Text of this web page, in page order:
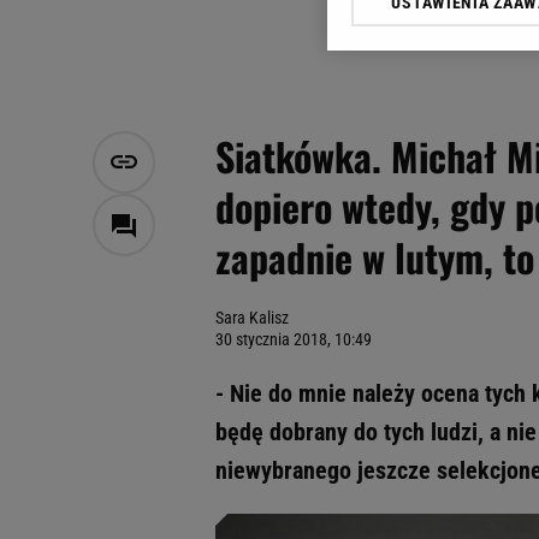
Siatkówka. Michał
dopiero wtedy, gdy
zapadnie w lutym,
Sara Kalisz
30 stycznia 2018, 10:49
- Nie do mnie należy ocena
będę dobrany do tych ludzi, a
niewybranego jeszcze
Klikając „Akceptuję”
Zaufanych Partnerów i
My, nasi Zaufani
Użycie dokładnych
Przechowywanie
badnie odbiorców i